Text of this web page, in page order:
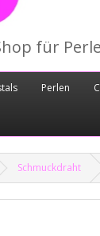
für
Perlen
Schmuckdraht